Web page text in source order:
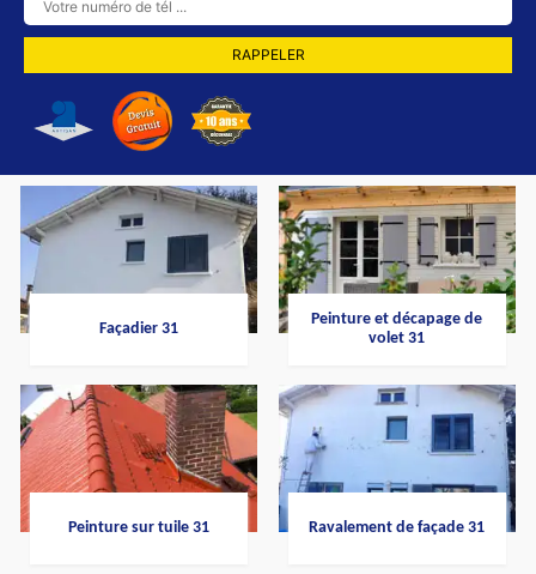
Façadier 31
Peinture et décapage de
volet 31
Peinture sur tuile 31 Ravalement de façade 31